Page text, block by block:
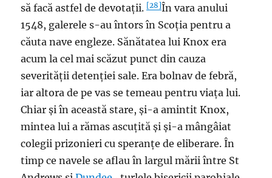
să facă astfel de devotații.[28]În vara anului
1548, galerele s-au întors în Scoția pentru a
căuta nave engleze. Sănătatea lui Knox era
acum la cel mai scăzut punct din cauza
severității detenției sale. Era bolnav de febră,
iar altora de pe vas se temeau pentru viața lui.
Chiar și în această stare, și-a amintit Knox,
mintea lui a rămas ascuțită și și-a mângâiat
colegii prizonieri cu speranțe de eliberare. În
timp ce navele se aflau în largul mării între St